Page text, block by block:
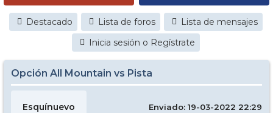
Destacado Lista de foros
Lista de mensajes
Inicia sesión o Regístrate
Opción All Mountain vs Pista
Esquínuevo Enviado: 19-03-2022 22:29